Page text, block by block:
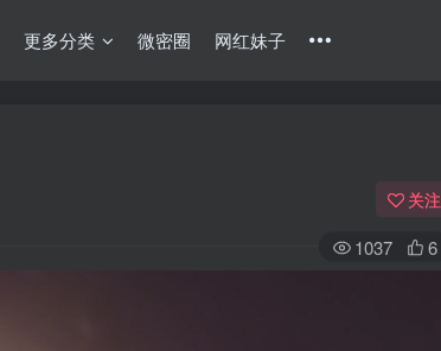
更多分类 微密圈 网红妹子
关注
1037 6